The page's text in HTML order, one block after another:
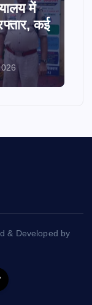
में
कई
& Developed by